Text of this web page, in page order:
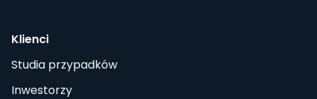
Klienci
Studia przypadków
Inwestorzy